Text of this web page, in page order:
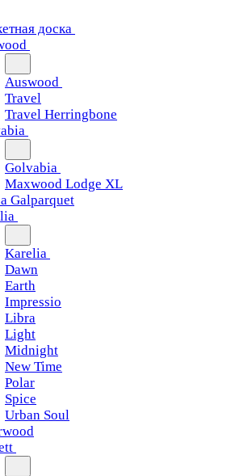
доска
Auswood
Travel
Travel Herringbone
Golvabia
Maxwood Lodge XL
Galparquet
Karelia
Dawn
Earth
Impressio
Libra
Light
Midnight
New Time
Polar
Spice
Urban Soul